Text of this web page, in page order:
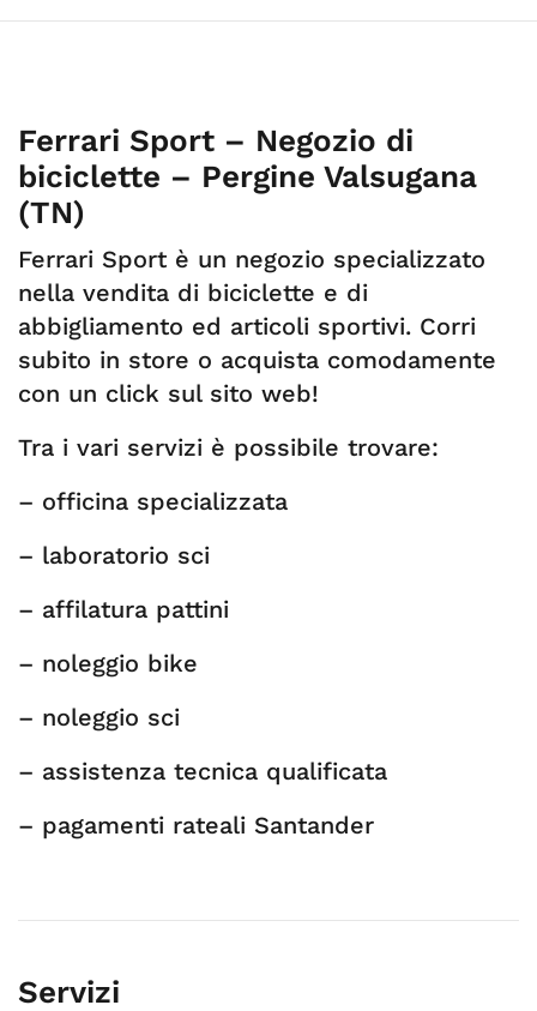
Ferrari Sport – Negozio di
biciclette – Pergine Valsugana
(TN)
Ferrari Sport è un negozio specializzato
nella vendita di biciclette e di
abbigliamento ed articoli sportivi. Corri
subito in store o acquista comodamente
con un click sul sito web!
Tra i vari servizi è possibile trovare:
– officina specializzata
– laboratorio sci
– affilatura pattini
– noleggio bike
– noleggio sci
– assistenza tecnica qualificata
– pagamenti rateali Santander
Servizi